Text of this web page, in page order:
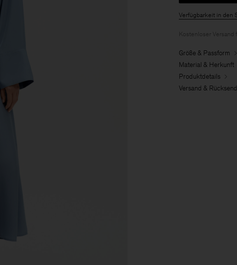
Verfügbarkeit in den
Kostenloser Versand
Größe & Passform
Material & Herkunft
Produktdetails
Versand &